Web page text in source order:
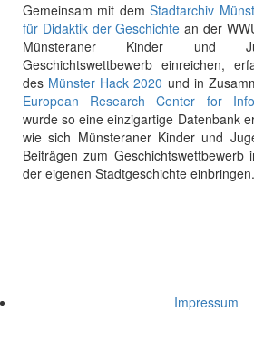
Gemeinsam mit demStadtarchiv
für Didaktik der Geschichte an der
Münsteraner Kinder und
Geschichtswettbewerb einreichen,
des Münster Hack 2020 und in
European Research Center for
wurde so eine einzigartige Datenbank
wie sich Münsteraner Kinder und
Beiträgen zum Geschichtswettbewerb
der eigenen Stadtgeschichte einbringen.
Impressum